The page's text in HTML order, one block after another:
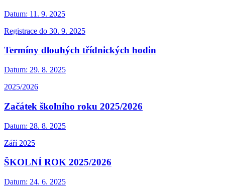
Datum: 11. 9. 2025
Registrace do 30. 9. 2025
Termíny dlouhých třídnických hodin
Datum: 29. 8. 2025
2025/2026
Začátek školního roku 2025/2026
Datum: 28. 8. 2025
Září 2025
ŠKOLNÍ ROK 2025/2026
Datum: 24. 6. 2025